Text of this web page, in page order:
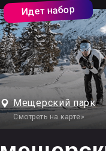
Мещерский парк
Идет набор
Смотреть на карте»